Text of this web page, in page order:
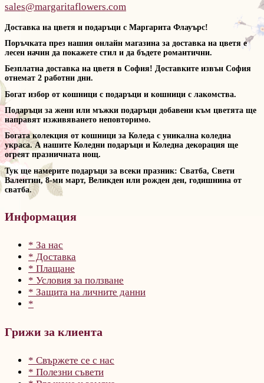
sales@margaritaflowers.com
Доставка на цветя и подаръци с Маргарита Флауърс!
Поръчката през нашия онлайн магазина за доставка на цветя е
лесен начин да покажете стил и да бъдете романтични.
Безплатна доставка на цветя в София! Доставките извън София
отнемат 2 работни дни.
Богат избор от кошници с подаръци и кошници с лакомства.
Подаръци за жени или мъжки подаръци добавени към цветята ще
направят изживяването неповторимо.
Богата колекция от кошници за Коледа с уникална коледна
украса. А нашите Коледни подаръци и Коледна декорация ще
огреят празничната нощ.
Тук ще намерите подаръци за всеки празник: Сватба, Свети
Валентин, 8-ми март, Великден или рожден ден, годишнина от
сватба.
Информация
* За нас
* Доставка
* Плащане
* Условия за ползване
* Защита на личните данни
*
Грижи за клиента
* Свържете се с нас
* Полезни съвети